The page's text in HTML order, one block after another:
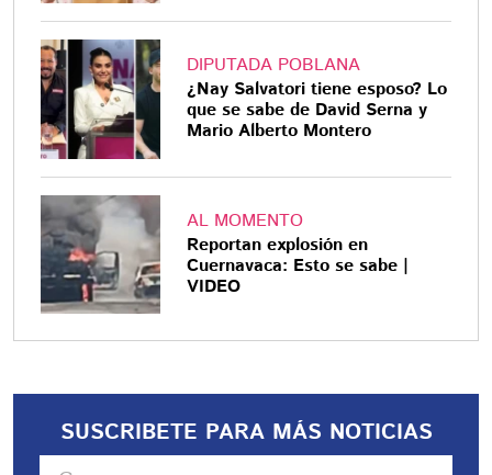
DIPUTADA POBLANA
¿Nay Salvatori tiene esposo? Lo
que se sabe de David Serna y
Mario Alberto Montero
AL MOMENTO
Reportan explosión en
Cuernavaca: Esto se sabe |
VIDEO
SUSCRIBETE PARA MÁS NOTICIAS